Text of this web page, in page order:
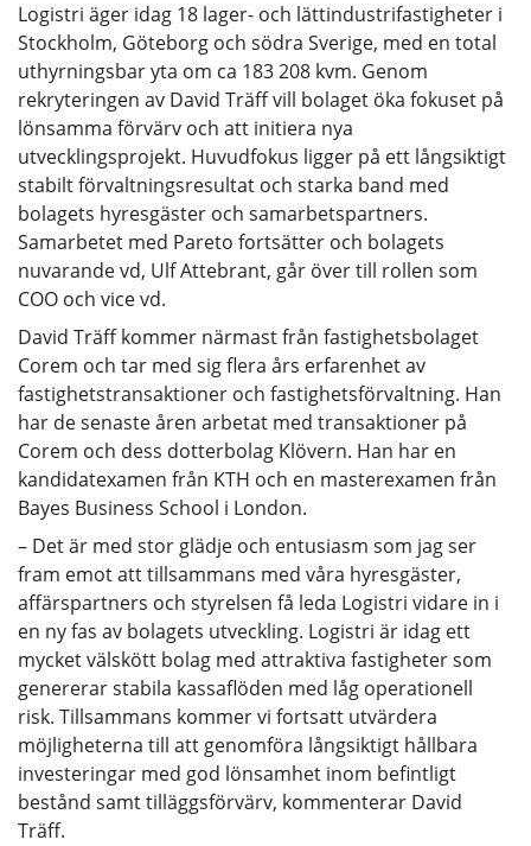
Logistri äger idag 18 lager- och lättindustrifastigheter i
Stockholm, Göteborg och södra Sverige, med en total
uthyrningsbar yta om ca 183 208 kvm. Genom
rekryteringen av David Träff vill bolaget öka fokuset på
lönsamma förvärv och att initiera nya
utvecklingsprojekt. Huvudfokus ligger på ett långsiktigt
stabilt förvaltningsresultat och starka band med
bolagets hyresgäster och samarbetspartners.
Samarbetet med Pareto fortsätter och bolagets
nuvarande vd, Ulf Attebrant, går över till rollen som
COO och vice vd.
David Träff kommer närmast från fastighetsbolaget
Corem och tar med sig flera års erfarenhet av
fastighetstransaktioner och fastighetsförvaltning. Han
har de senaste åren arbetat med transaktioner på
Corem och dess dotterbolag Klövern. Han har en
kandidatexamen från KTH och en masterexamen från
Bayes Business School i London.
– Det är med stor glädje och entusiasm som jag ser
fram emot att tillsammans med våra hyresgäster,
affärspartners och styrelsen få leda Logistri vidare in i
en ny fas av bolagets utveckling. Logistri är idag ett
mycket välskött bolag med attraktiva fastigheter som
genererar stabila kassaflöden med låg operationell
risk. Tillsammans kommer vi fortsatt utvärdera
möjligheterna till att genomföra långsiktigt hållbara
investeringar med god lönsamhet inom befintligt
bestånd samt tilläggsförvärv, kommenterar David
Träff.